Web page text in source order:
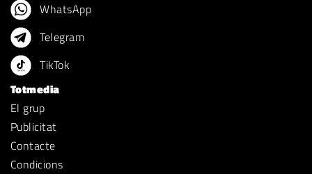
WhatsApp
Telegram
TikTok
Totmedia
El grup
Publicitat
Contacte
Condicions